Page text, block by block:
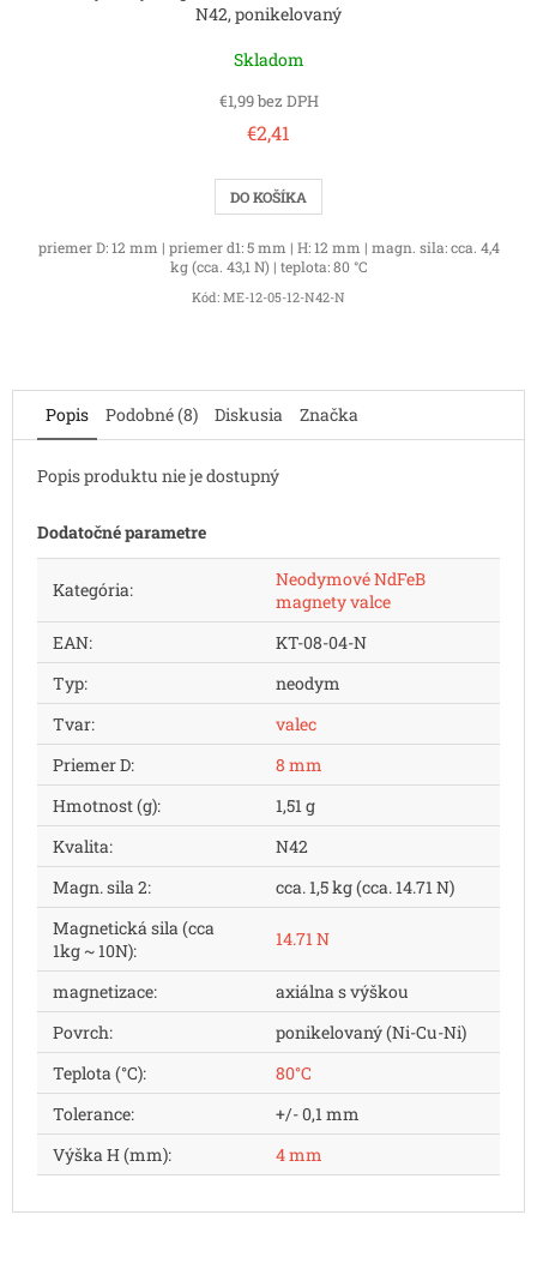
N42, ponikelovaný
Skladom
€1,99 bez DPH
€2,41
DO KOŠÍKA
priemer D: 12 mm | priemer d1: 5 mm | H: 12 mm | magn. sila: cca. 4,4
kg (cca. 43,1 N) | teplota: 80 °C
Kód: ME-12-05-12-N42-N
Popis Podobné (8) Diskusia Značka
Popis produktu nie je dostupný
Dodatočné parametre
Kategória:
Neodymové NdFeB
magnety valce
EAN:
KT-08-04-N
Typ:
neodym
Tvar:
valec
Priemer D:
8 mm
Hmotnost (g):
1,51 g
Kvalita:
N42
Magn. sila 2:
cca. 1,5 kg (cca. 14.71 N)
Magnetická sila (cca
1kg ~ 10N):
14.71 N
magnetizace:
axiálna s výškou
Povrch:
ponikelovaný (Ni-Cu-Ni)
Teplota (°C):
80°C
Tolerance:
+/- 0,1 mm
Výška H (mm): 4 mm